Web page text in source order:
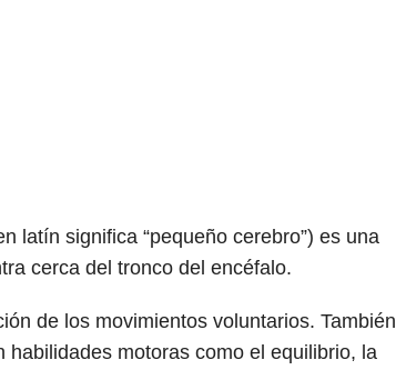
latín significa “pequeño cerebro”) es una
cerca del tronco del encéfalo.
de los movimientos voluntarios. También
motoras como el equilibrio, la